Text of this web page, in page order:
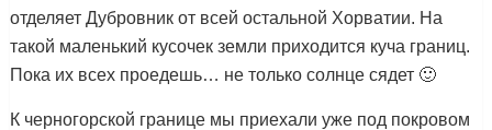
отделяет Дубровник от всей остальной Хорватии. На
такой маленький кусочек земли приходится куча границ.
Пока их всех проедешь… не только солнце сядет 🙂
К черногорской границе мы приехали уже под покровом